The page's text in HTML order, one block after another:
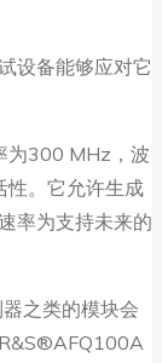
设备能够应对它
为300 MHz，波
性。它允许生成
率为支持未来的
之类的模块会